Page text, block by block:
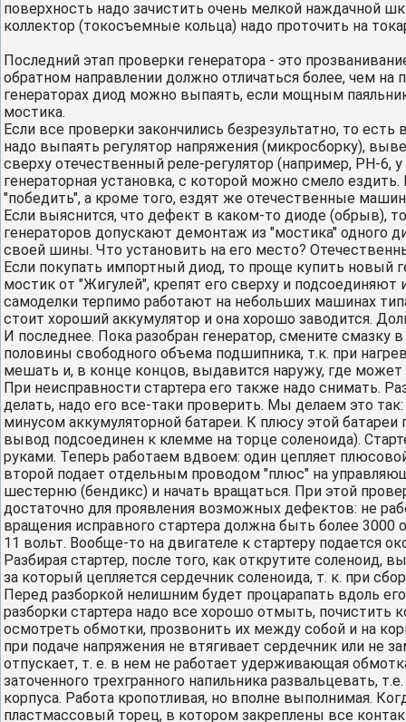
поверхность надо зачистить очень мелкой наждачной
коллектор (токосъемные кольца) надо проточить на
Последний этап проверки генератора - это
обратном направлении должно отличаться более, чем
генераторах диод можно выпаять, если мощным
мостика.
Если все проверки закончились безрезультатно, то
надо выпаять регулятор напряжения (микросборку),
сверху отечественный реле-регулятор (например, РН-6,
генераторная установка, с которой можно смело
"победить", а кроме того, ездят же отечественные
Если выяснится, что дефект в каком-то диоде (обрыв),
генераторов допускают демонтаж из "мостика" одного
своей шины. Что установить на его место?
Если покупать импортный диод, то проще купить новый
мостик от "Жигулей", крепят его сверху и
самоделки терпимо работают на небольших машинах
стоит хороший аккумулятор и она хорошо заводится.
И последнее. Пока разобран генератор, смените смазку
половины свободного объема подшипника, т.к. при
мешать и, в конце концов, выдавится наружу, где может
При неисправности стартера его также надо снимать.
делать, надо его все-таки проверить. Мы делаем это
минусом аккумуляторной батареи. К плюсу этой
вывод подсоединен к клемме на торце соленоида).
руками. Теперь работаем вдвоем: один цепляет
второй подает отдельным проводом "плюс" на
шестерню (бендикс) и начать вращаться. При этой
достаточно для проявления возможных дефектов: не
вращения исправного стартера должна быть более
11 вольт. Вообще-то на двигателе к стартеру подается
Разбирая стартер, после того, как открутите соленоид,
за который цепляется сердечник соленоида, т. к. при
Перед разборкой нелишним будет процарапать вдоль
разборки стартера надо все хорошо отмыть,
осмотреть обмотки, прозвонить их между собой и на
при подаче напряжения не втягивает сердечник или не
отпускает, т. е. в нем не работает удерживающая
заточенного трехгранного напильника развальцевать,
корпуса. Работа кропотливая, но вполне выполнимая.
пластмассовый торец, в котором закреплены все